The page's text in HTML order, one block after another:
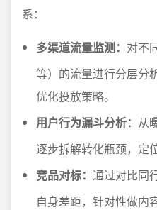
系：
多渠道流量监测： 对不
等）的流量进行分层分
优化投放策略。
用户行为漏斗分析： 从
逐步拆解转化瓶颈，定
竞品对标： 通过对比同
自身差距，针对性做内